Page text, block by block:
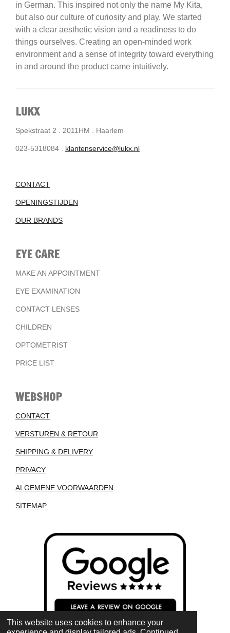
This website uses cookies to enhance your
in German. This inspired not only the name My Kita,
but also our culture of curiosity and play. We started
with a clear aesthetic vision and a readiness to do
things ourselves. Creating an open-minded work
environment and a sense of integrity toward everything
in and around the product came intuitively.
LUKX
Spekstraat 2 . 2011HM . Haarlem
023-5318084 . klantenservice@lukx.nl
CONTACT
OPENINGSTIJDEN
OUR BRANDS
EYE CARE
MAKE AN APPOINTMENT
EYE EXAMINATION
CONTACT LENSES
CHILDREN
OPTOMETRIST
PRICE LIST
WEBSHOP
CONTACT
VERSTUREN & RETOUR
SHIPPING & DELIVERY
PRIVACY
ALGEMENE VOORWAARDEN
SITEMAP